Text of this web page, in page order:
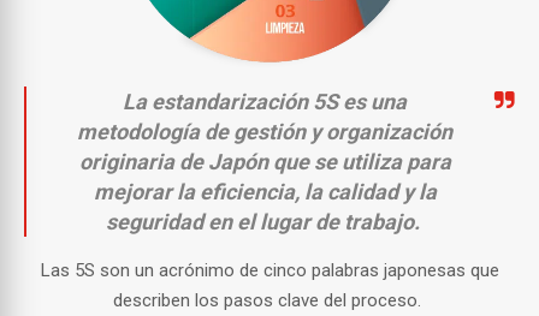
La estandarización 5S es una
metodología de gestión y organización
originaria de Japón que se utiliza para
mejorar la eficiencia, la calidad y la
seguridad en el lugar de trabajo.
Las 5S son un acrónimo de cinco palabras japonesas que
describen los pasos clave del proceso.